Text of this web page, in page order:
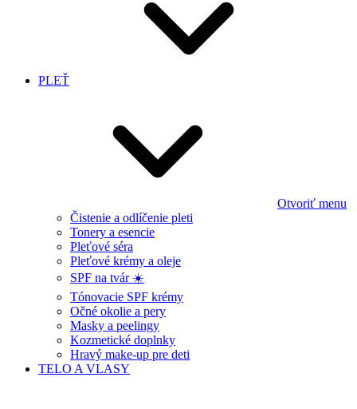
PLEŤ
Otvoriť menu
Čistenie a odlíčenie pleti
Tonery a esencie
Pleťové séra
Pleťové krémy a oleje
SPF na tvár ☀️
Tónovacie SPF krémy
Očné okolie a pery
Masky a peelingy
Kozmetické doplnky
Hravý make-up pre deti
TELO A VLASY